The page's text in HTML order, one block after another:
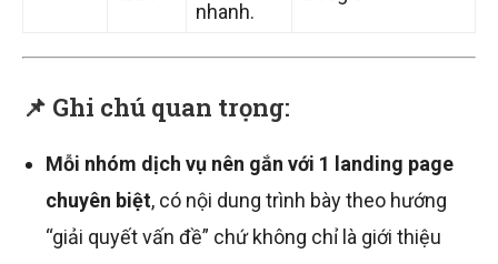
nhanh.
📌 Ghi chú quan trọng:
Mỗi nhóm dịch vụ nên gắn với 1 landing page
chuyên biệt, có nội dung trình bày theo hướng
“giải quyết vấn đề” chứ không chỉ là giới thiệu